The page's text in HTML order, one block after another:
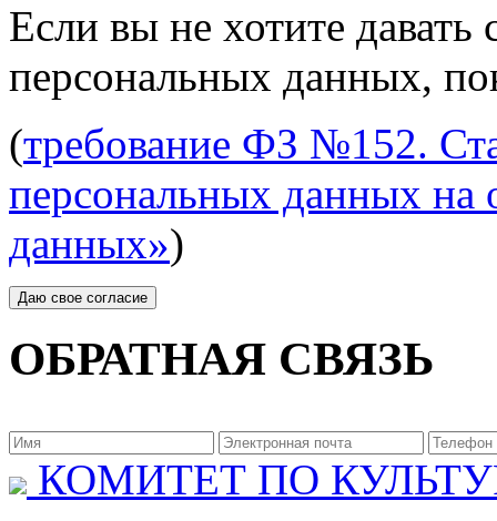
Если вы не хотите давать
персональных данных,
(требование ФЗ №152.
персональных данных на
данных»)
ОБРАТНАЯ СВЯЗЬ
КОМИТЕТ ПО